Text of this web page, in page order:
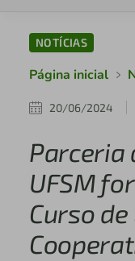
NOTÍCIAS
Página inicial
20/06/2024
Parceria
UFSM
Curso